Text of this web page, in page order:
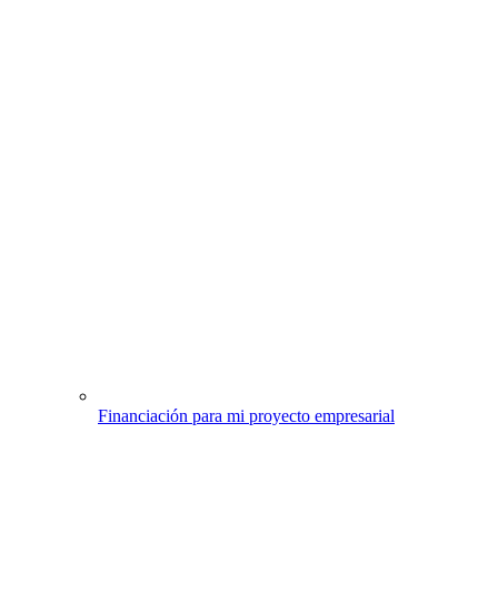
Financiación para mi proyecto empresarial